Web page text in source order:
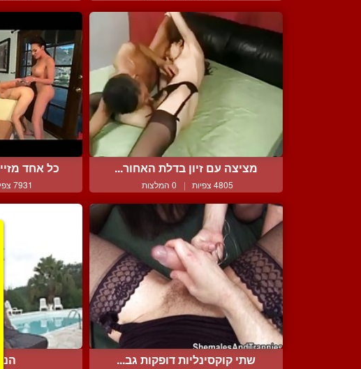
מציצה עם זיון בדלת האחור...
4805 צפיות | 0 המלצות
כל אחד
7931 צפיות
שתי קוקסינליות דופקות גב...